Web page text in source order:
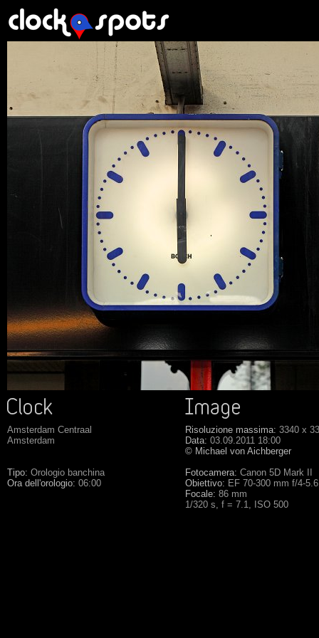
Amsterdam Centraal
Amsterdam
Tipo: Orologio banchina
Ora dell'orologio: 06:00
Risoluzione massima: 3340 x
Data: 03.09.2011 18:00
© Michael von Aichberger
Fotocamera: Canon 5D Mark II
Obiettivo: EF 70-300 mm f/4-
Focale: 86 mm
1/320 s, f = 7.1, ISO 500